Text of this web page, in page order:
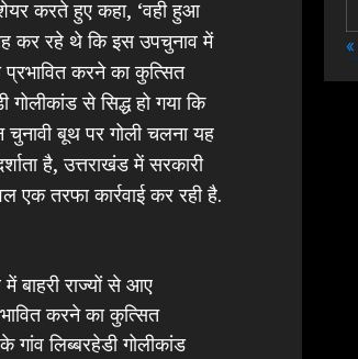
करते हुए कहा, ‘वही हुआ
कर रहे थे कि इस उपचुनाव में
प्रभावित करने का कुत्सित
से सिद्ध हो गया कि
बूथ पर गोली चलना यह
है, उत्तराखंड में सरकारी
तरफा कार्रवाई कर रही है.
बाहरी राज्यों से आए
करने का कुत्सित
लिब्बरहेडी गोलीकांड